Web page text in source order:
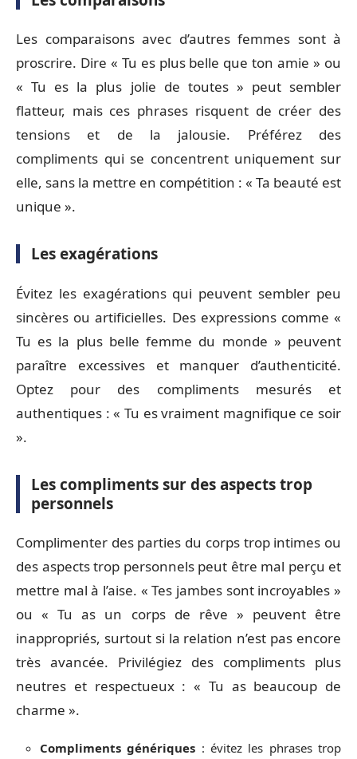
Les comparaisons avec d’autres femmes sont à
proscrire. Dire « Tu es plus belle que ton amie » ou
« Tu es la plus jolie de toutes » peut sembler
flatteur, mais ces phrases risquent de créer des
tensions et de la jalousie. Préférez des
compliments qui se concentrent uniquement sur
elle, sans la mettre en compétition : « Ta beauté est
unique ».
Les exagérations
Évitez les exagérations qui peuvent sembler peu
sincères ou artificielles. Des expressions comme «
Tu es la plus belle femme du monde » peuvent
paraître excessives et manquer d’authenticité.
Optez pour des compliments mesurés et
authentiques : « Tu es vraiment magnifique ce soir
».
Les compliments sur des aspects trop
personnels
Complimenter des parties du corps trop intimes ou
des aspects trop personnels peut être mal perçu et
mettre mal à l’aise. « Tes jambes sont incroyables »
ou « Tu as un corps de rêve » peuvent être
inappropriés, surtout si la relation n’est pas encore
très avancée. Privilégiez des compliments plus
neutres et respectueux : « Tu as beaucoup de
charme ».
Compliments génériques : évitez les phrases trop